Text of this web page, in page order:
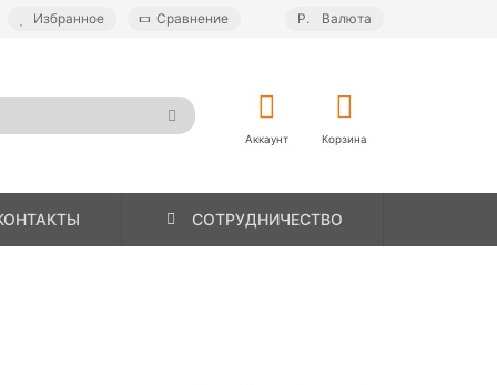
Избранное Сравнение Р. Валюта
Аккаунт Корзина
СОТРУДНИЧЕСТВО